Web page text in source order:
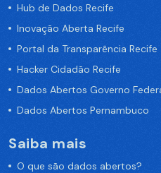
Hub de Dados Recife
Inovação Aberta Recife
Portal da Transparência Recife
Hacker Cidadão Recife
Dados Abertos Governo
Dados Abertos Pernambuco
Saiba mais
O que são dados abertos?